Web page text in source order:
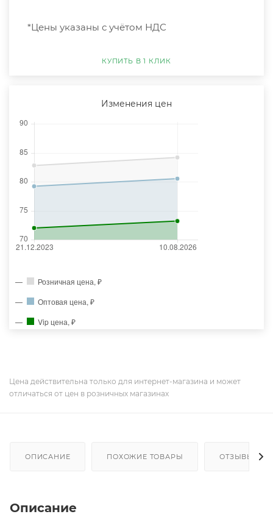
*Цены указаны с учётом НДС
КУПИТЬ В 1 КЛИК
Изменения цен
Розничная цена, ₽
Оптовая цена, ₽
Vip цена, ₽
Цена действительна только для интернет-магазина и может
отличаться от цен в розничных магазинах
ОПИСАНИЕ ПОХОЖИЕ ТОВАРЫ ОТЗЫВЫ
Описание